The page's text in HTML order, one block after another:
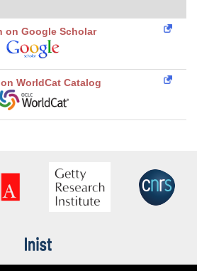
on Google Scholar
WorldCat Catalog